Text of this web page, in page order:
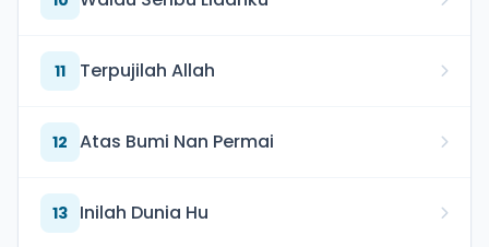
11 Terpujilah Allah
12 Atas Bumi Nan Permai
13 Inilah Dunia Hu